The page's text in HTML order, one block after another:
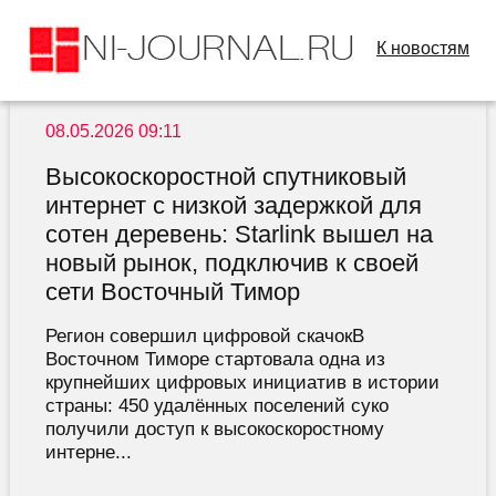
К новостям
08.05.2026 09:11
Высокоскоростной спутниковый
интернет с низкой задержкой для
сотен деревень: Starlink вышел на
новый рынок, подключив к своей
сети Восточный Тимор
Регион совершил цифровой скачокВ
Восточном Тиморе стартовала одна из
крупнейших цифровых инициатив в истории
страны: 450 удалённых поселений суко
получили доступ к высокоскоростному
интерне...